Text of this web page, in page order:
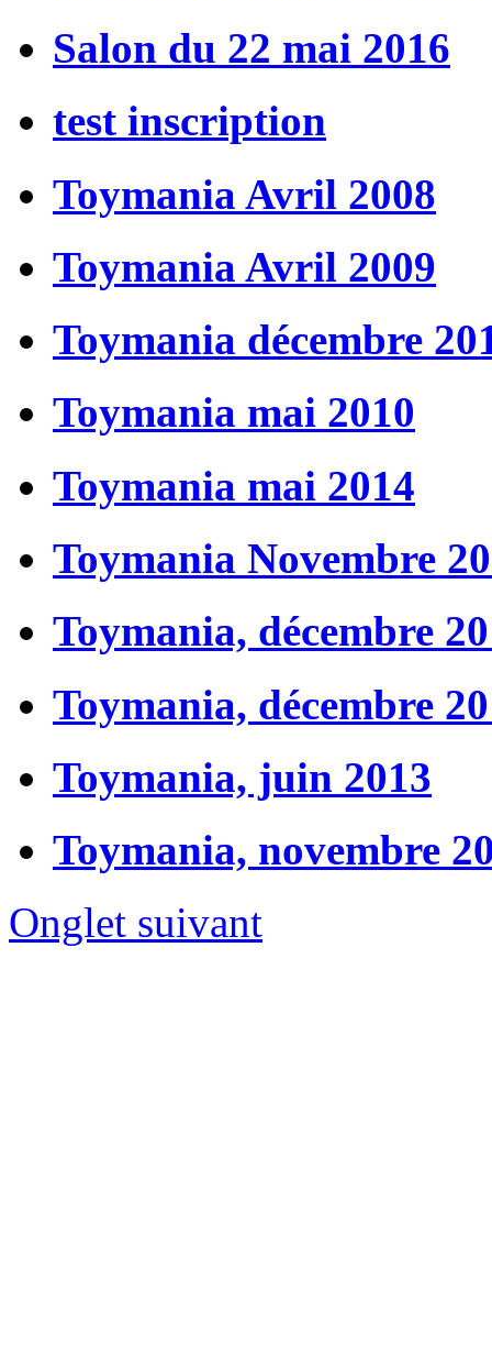
Salon du 22 mai 2016
test inscription
Toymania Avril 2008
Toymania Avril 2009
Toymania décembre
Toymania mai 2010
Toymania mai 2014
Toymania Novembre
Toymania, décembre
Toymania, décembre
Toymania, juin 2013
Toymania, novembre
Onglet suivant